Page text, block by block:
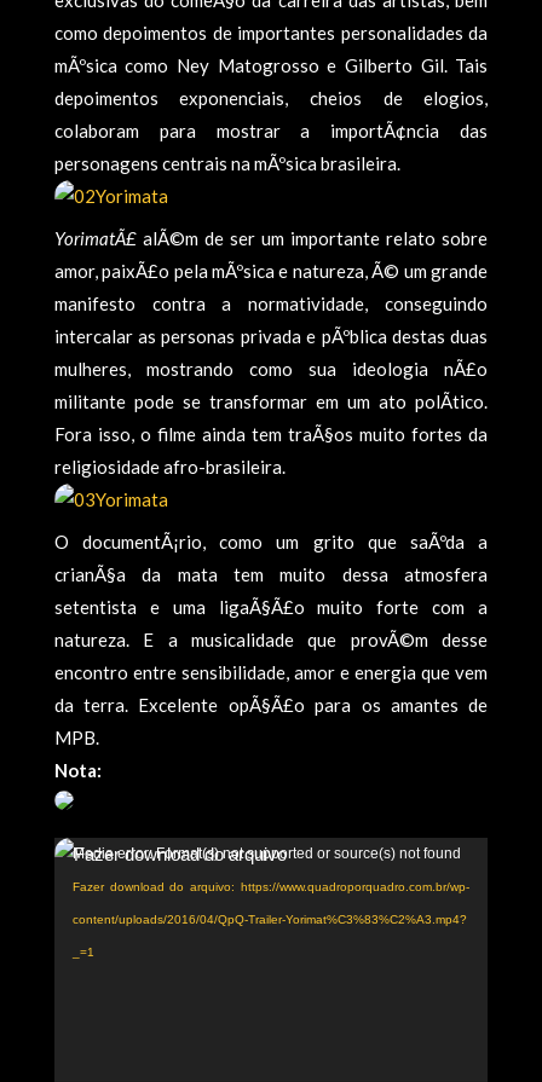
como depoimentos de importantes personalidades da
mÃºsica como Ney Matogrosso e Gilberto Gil. Tais
depoimentos exponenciais, cheios de elogios,
colaboram para mostrar a importÃ¢ncia das
personagens centrais na mÃºsica brasileira.
YorimatÃ£alÃ©m de ser um importante relato sobre
amor, paixÃ£o pela mÃºsica e natureza, Ã© um grande
manifesto contra a normatividade, conseguindo
intercalar as personas privada e pÃºblica destas duas
mulheres, mostrando como sua ideologia nÃ£o
militante pode se transformar em um ato polÃ­tico.
Fora isso, o filme ainda tem traÃ§os muito fortes da
religiosidade afro-brasileira.
O documentÃ¡rio, como um grito que saÃºda a
crianÃ§a da mata tem muito dessa atmosfera
setentista e uma ligaÃ§Ã£o muito forte com a
natureza. E a musicalidade que provÃ©m desse
encontro entre sensibilidade, amor e energia que vem
da terra. Excelente opÃ§Ã£o para os amantes de
MPB.
Nota:
Tocador
vídeo
Media error: Format(s) not supported or source(s) not found
Fazer download do arquivo: https://www.quadroporquadro.com.br/wp-
content/uploads/2016/04/QpQ-Trailer-Yorimat%C3%83%C2%A3.mp4?
_=1